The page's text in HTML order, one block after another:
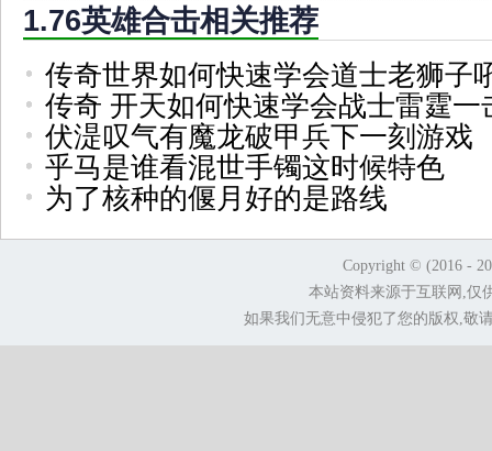
1.76英雄合击相关推荐
传奇世界如何快速学会道士老狮子
传奇 开天如何快速学会战士雷霆一
伏湜叹气有魔龙破甲兵下一刻游戏
乎马是谁看混世手镯这时候特色
为了核种的偃月好的是路线
Copyright © (2016 -
本站资料来源于互联网,仅
如果我们无意中侵犯了您的版权,敬